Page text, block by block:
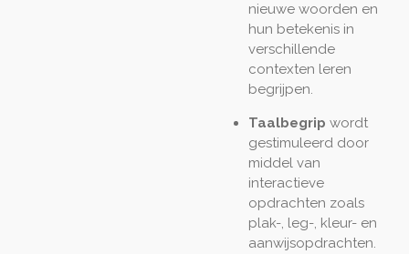
nieuwe woorden en
hun betekenis in
verschillende
contexten leren
begrijpen.
Taalbegrip wordt
gestimuleerd door
middel van
interactieve
opdrachten zoals
plak-, leg-, kleur- en
aanwijsopdrachten.